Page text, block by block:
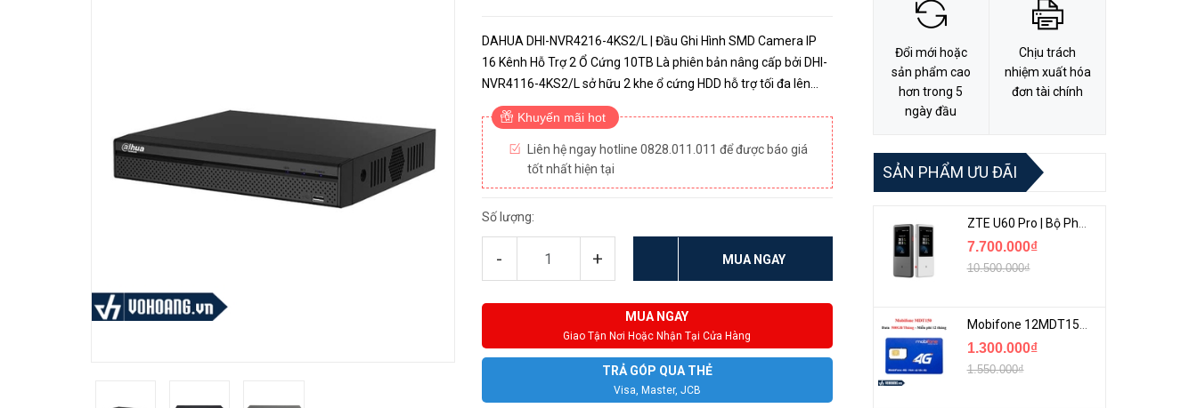
DAHUA DHI-NVR4216-4KS2/L | Đầu Ghi Hình SMD Camera IP
16 Kênh Hỗ Trợ 2 Ổ Cứng 10TB Là phiên bản nâng cấp bởi DHI-
NVR4116-4KS2/L sở hữu 2 khe ổ cứng HDD hỗ trợ tối đa lên
đến 10TB, mọi khoảnh khắc của bạn sẽ không bị bỏ sót trong 1
thời g...
Khuyến mãi hot
Liên hệ ngay hotline 0828.011.011 để được báo giá
tốt nhất hiện tại
Số lượng:
- + MUA NGAY
MUA NGAY
Giao Tận Nơi Hoặc Nhận Tại Cửa Hàng
TRẢ GÓP QUA THẺ
Visa, Master, JCB
Đổi mới hoặc
sản phẩm cao
hơn trong 5
ngày đầu
Chịu trách
nhiệm xuất hóa
đơn tài chính
SẢN PHẨM ƯU ĐÃI
ZTE U60 Pro | Bộ Phát 5G Cầm Tay Tích Hợp Công Nghệ WiFi 7, Pin 10000mAh
7.700.000₫
10.500.000₫
Mobifone 12MDT150 | Sim Chuyên 4G Mobifone Dung Lượng Cao 500GB/Tháng Gói 1 Năm
1.300.000₫
1.550.000₫